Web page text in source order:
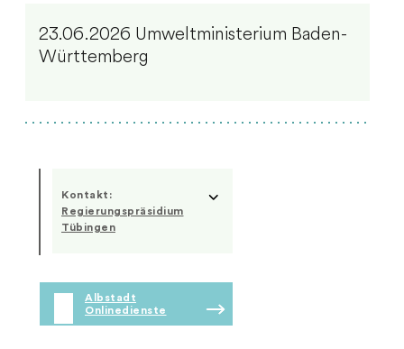
23.06.2026 Umweltministerium Baden-
Württemberg
Kontakt:
Regierungspräsidium
Tübingen
Albstadt
Onlinedienste